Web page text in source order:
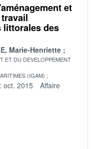
et
littorales des
Marie-Henriette
ET DU DEVELOPPEMENT
(IGAM)
oct. 2015
Affaire